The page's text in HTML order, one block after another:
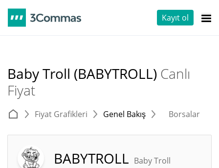
Kayıt ol
Baby Troll (BABYTROLL) Canlı
Fiyat
Fiyat Grafikleri Genel Bakış Borsalar
BABYTROLL Baby Troll